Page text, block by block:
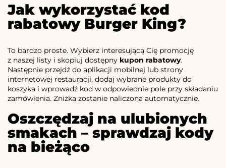
Jak wykorzystać kod
rabatowy Burger King?
To bardzo proste. Wybierz interesującą Cię promocję
z naszej listy i skopiuj dostępny kupon rabatowy.
Następnie przejdź do aplikacji mobilnej lub strony
internetowej restauracji, dodaj wybrane produkty do
koszyka i wprowadź kod w odpowiednie pole przy składaniu
zamówienia. Zniżka zostanie naliczona automatycznie.
Oszczędzaj na ulubionych
smakach – sprawdzaj kody
na bieżąco